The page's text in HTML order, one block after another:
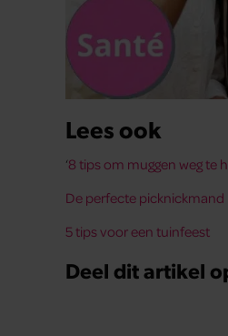
Lees ook
‘8 tips om muggen weg te
De perfecte picknickmand
5 tips voor een tuinfeest
Deel dit artikel